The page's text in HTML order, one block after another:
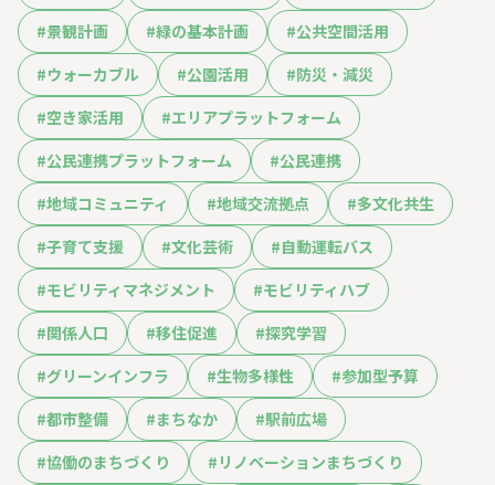
#景観計画 #緑の基本計画 #公共空間活用
#ウォーカブル #公園活用 #防災・減災
#空き家活用 #エリアプラットフォーム
#公民連携プラットフォーム #公民連携
#地域コミュニティ #地域交流拠点 #多文化共生
#子育て支援 #文化芸術 #自動運転バス
#モビリティマネジメント #モビリティハブ
#関係人口 #移住促進 #探究学習
#グリーンインフラ #生物多様性 #参加型予算
#都市整備 #まちなか #駅前広場
#協働のまちづくり # リノベーションまちづくり